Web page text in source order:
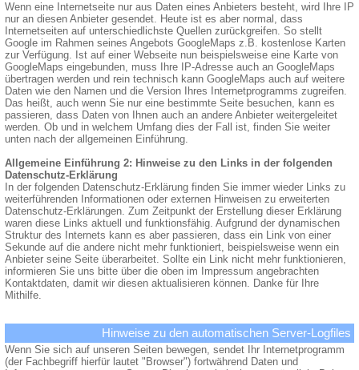
Wenn eine Internetseite nur aus Daten eines Anbieters besteht, wird Ihre IP
nur an diesen Anbieter gesendet. Heute ist es aber normal, dass
Internetseiten auf unterschiedlichste Quellen zurückgreifen. So stellt
Google im Rahmen seines Angebots GoogleMaps z.B. kostenlose Karten
zur Verfügung. Ist auf einer Webseite nun beispielsweise eine Karte von
GoogleMaps eingebunden, muss Ihre IP-Adresse auch an GoogleMaps
übertragen werden und rein technisch kann GoogleMaps auch auf weitere
Daten wie den Namen und die Version Ihres Internetprogramms zugreifen.
Das heißt, auch wenn Sie nur eine bestimmte Seite besuchen, kann es
passieren, dass Daten von Ihnen auch an andere Anbieter weitergeleitet
werden. Ob und in welchem Umfang dies der Fall ist, finden Sie weiter
unten nach der allgemeinen Einführung.
Allgemeine Einführung 2: Hinweise zu den Links in der folgenden
Datenschutz-Erklärung
In der folgenden Datenschutz-Erklärung finden Sie immer wieder Links zu
weiterführenden Informationen oder externen Hinweisen zu erweiterten
Datenschutz-Erklärungen. Zum Zeitpunkt der Erstellung dieser Erklärung
waren diese Links aktuell und funktionsfähig. Aufgrund der dynamischen
Struktur des Internets kann es aber passieren, dass ein Link von einer
Sekunde auf die andere nicht mehr funktioniert, beispielsweise wenn ein
Anbieter seine Seite überarbeitet. Sollte ein Link nicht mehr funktionieren,
informieren Sie uns bitte über die oben im Impressum angebrachten
Kontaktdaten, damit wir diesen aktualisieren können. Danke für Ihre
Mithilfe.
Hinweise zu den automatischen Server-Logfiles
Wenn Sie sich auf unseren Seiten bewegen, sendet Ihr Internetprogramm
(der Fachbegriff hierfür lautet "Browser") fortwährend Daten und